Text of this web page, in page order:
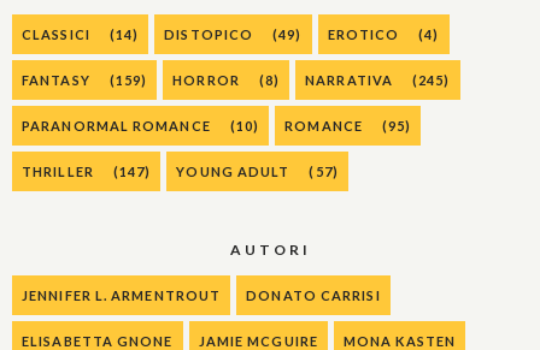
CLASSICI (14) DISTOPICO (49) EROTICO (4)
FANTASY (159) HORROR (8) NARRATIVA (245)
PARANORMAL ROMANCE (10) ROMANCE (95)
THRILLER (147) YOUNG ADULT (57)
AUTORI
JENNIFER L. ARMENTROUT DONATO CARRISI
ELISABETTA GNONE JAMIE MCGUIRE MONA KASTEN